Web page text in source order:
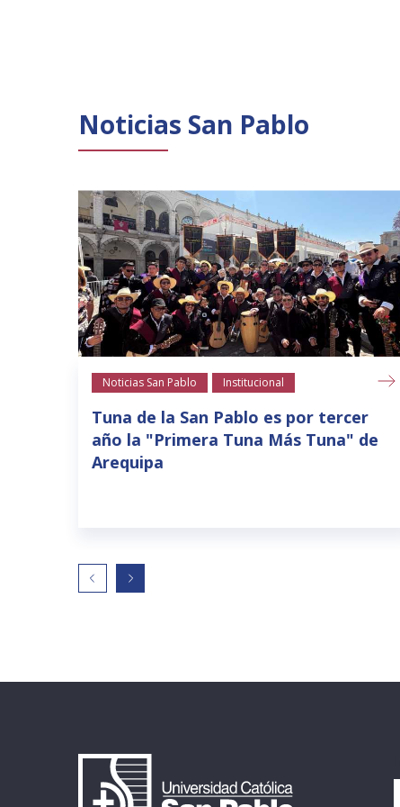
Noticias San Pablo
Noticias San Pablo Institucional
Tuna de la San Pablo es por tercer
año la "Primera Tuna Más Tuna" de
Arequipa